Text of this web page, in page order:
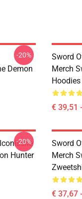
Demon
-20%
Sword
Merch
Hoodies
€ 39,51
Hunter
-20%
Sword
Merch
€ 37,67